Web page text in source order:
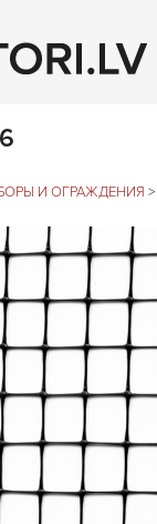
И ОГРАЖДЕНИЯ >